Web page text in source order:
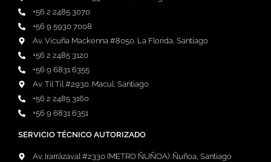
+56 2 2485 3070
+56 9 5930 7008
Av. Vicuña Mackenna #8050. La Florida, Santiago
+56 2 2485 3120
+56 9 6831 6355
Av. Til Til #2930. Macul, Santiago
+56 2 2485 3160
+56 9 6831 6351
SERVICIO TÉCNICO AUTORIZADO
Av. Irarrázaval #2330 (METRO ÑUÑOA). Ñuñoa, Santiago